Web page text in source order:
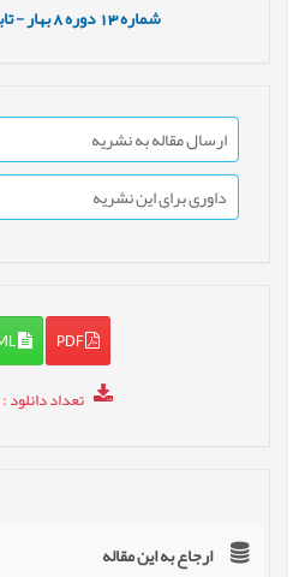
شماره13 دوره8 بهار -
ارسال مقاله به نشریه
داوری برای این نشریه
PDF
XML
تعداد دانلود: 2639
ارجاع به این مقاله